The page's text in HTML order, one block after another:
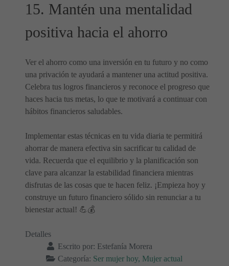
15. Mantén una mentalidad
positiva hacia el ahorro
Ver el ahorro como una inversión en tu futuro y no como
una privación te ayudará a mantener una actitud positiva.
Celebra tus logros financieros y reconoce el progreso que
haces hacia tus metas, lo que te motivará a continuar con
hábitos financieros saludables.
Implementar estas técnicas en tu vida diaria te permitirá
ahorrar de manera efectiva sin sacrificar tu calidad de
vida. Recuerda que el equilibrio y la planificación son
clave para alcanzar la estabilidad financiera mientras
disfrutas de las cosas que te hacen feliz. ¡Empieza hoy y
construye un futuro financiero sólido sin renunciar a tu
bienestar actual! 💪💰
Detalles
Escrito por: Estefanía Morera
Categoría: Ser mujer hoy, Mujer actual